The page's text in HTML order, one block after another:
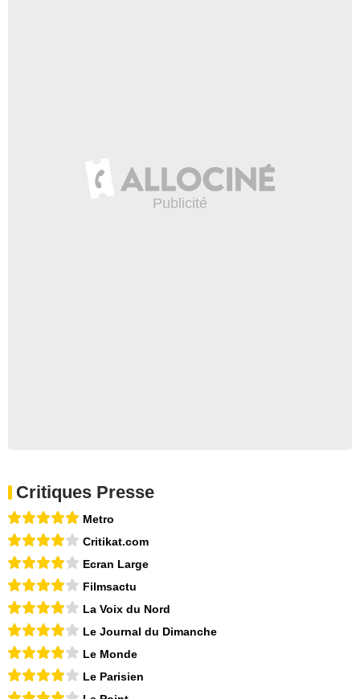
Critiques Presse
Metro
Critikat.com
Ecran Large
Filmsactu
La Voix du Nord
Le Journal du Dimanche
Le Monde
Le Parisien